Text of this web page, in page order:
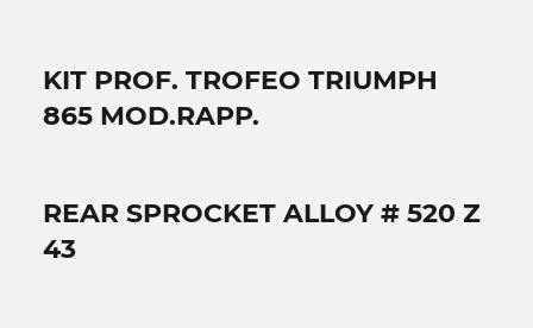
KIT PROF. TROFEO TRIUMPH
865 MOD.RAPP.
REAR SPROCKET ALLOY # 520 Z
43